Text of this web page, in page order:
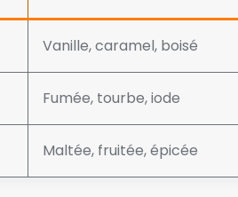
Vanille, caramel, boisé
Fumée, tourbe, iode
Maltée, fruitée, épicée